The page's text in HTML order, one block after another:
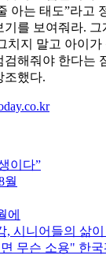
아는 태도”라고
를 보여줘라. 그
치지 말고 아이
해줘야 한다는
조했다.
이다”
월
에
, 시니어들의 삶
무슨 소용" 한